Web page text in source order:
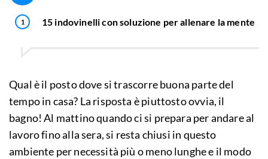
15 indovinelli con soluzione per allenare la mente
Qual è il posto dove si trascorre buona parte del
tempo in casa? La risposta è piuttosto ovvia, il
bagno! Al mattino quando ci si prepara per andare al
lavoro fino alla sera, si resta chiusi in questo
ambiente per necessità più o meno lunghe e il modo